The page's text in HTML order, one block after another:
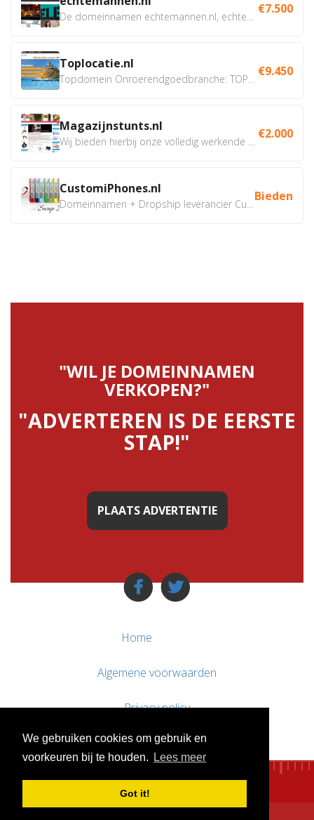
We gebruiken cookies om gebruik en
voorkeuren bij te houden.
Lees meer
Got it!
€7.500
Toplocatie.nl €9.450
Magazijnstunts.nl €2.000
CustomiPhones.nl Bieden
"WIL JE DOMEINNAMEN
VERKOPEN?"
"ADVERTEREN IS DE EERSTE
STAP!"
PLAATS ADVERTENTIE
Home
Algemene voorwaarden
Privacy policy
Contact / Support